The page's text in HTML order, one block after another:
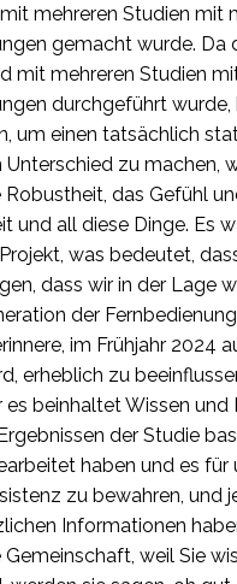
mehreren Studien mit
gemacht wurde. Da
mit mehreren Studien
durchgeführt
um einen tatsächlich
Unterschied zu machen,
Robustheit, das Gefühl
und all diese Dinge. Es
was bedeutet,
dass wir in der Lage
der
im Frühjahr 2024
erheblich zu
es beinhaltet Wissen und
der Studie
haben und es für
zu bewahren, und
Informationen
Gemeinschaft, weil Sie